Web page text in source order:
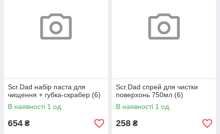
Scr.Dad набір паста для
чищення + губка-скрабер (6)
В наявності 1 од.
654 ₴
Scr.Dad спрей для чистки
поверхонь 750мл (6)
В наявності 1 од.
258 ₴